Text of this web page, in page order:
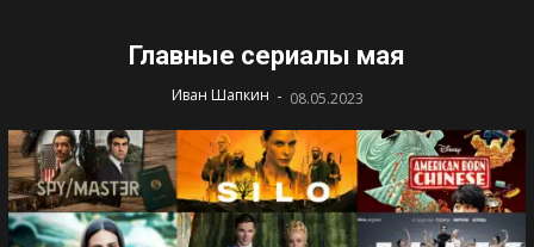
Главные сериалы мая
Иван Шапкин - 08.05.2023